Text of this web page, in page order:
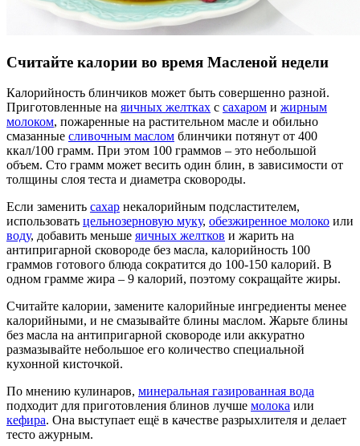
Считайте калории во время Масленой недели
Калорийность блинчиков может быть совершенно разной.
Приготовленные на яичных желтках с сахаром и жирным
молоком, пожаренные на растительном масле и обильно
смазанные сливочным маслом блинчики потянут от 400
ккал/100 грамм. При этом 100 граммов – это небольшой
объем. Сто грамм может весить один блин, в зависимости от
толщины слоя теста и диаметра сковороды.
Если заменить сахар некалорийным подсластителем,
использовать цельнозерновую муку, обезжиренное молоко или
воду, добавить меньше яичных желтков и жарить на
антипригарной сковороде без масла, калорийность 100
граммов готового блюда сократится до 100-150 калорий. В
одном грамме жира – 9 калорий, поэтому сокращайте жиры.
Считайте калории, замените калорийные ингредиенты менее
калорийными, и не смазывайте блины маслом. Жарьте блины
без масла на антипригарной сковороде или аккуратно
размазывайте небольшое его количество специальной
кухонной кисточкой.
По мнению кулинаров, минеральная газированная вода
подходит для приготовления блинов лучше молока или
кефира. Она выступает ещё в качестве разрыхлителя и делает
тесто ажурным.